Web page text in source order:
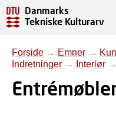
Danmarks
Tekniske Kulturarv
Forside → Emner →
Indretninger → Interiør →